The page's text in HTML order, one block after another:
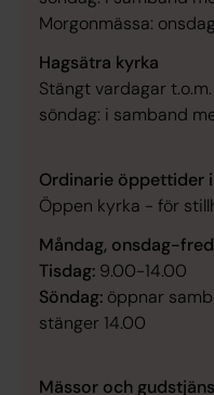
Morgonmässa:
Hagsätra kyrka
Stängt vardagar
söndag: i samband
Ordinarie öppettider
Öppen kyrka - för
Måndag, onsdag-
Tisdag: 9.00-14.00
Söndag: öppnar
stänger 14.00
Mässor och